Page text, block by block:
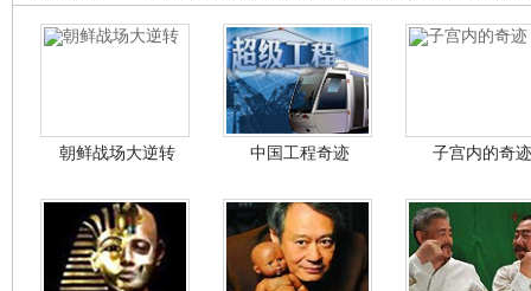
朝鲜战场大逆转 中国工程奇迹 子宫内的奇迹